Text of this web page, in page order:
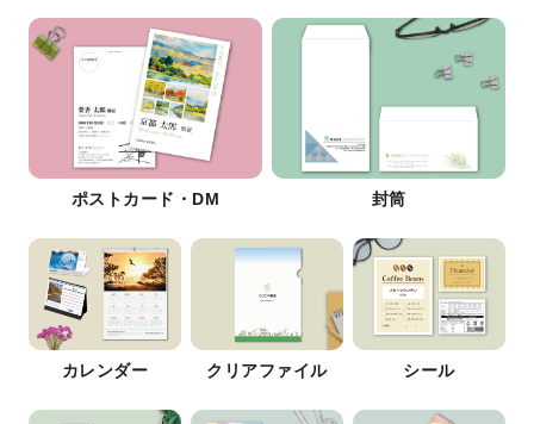
ポストカード・DM 封筒
カレンダー クリアファイル シール